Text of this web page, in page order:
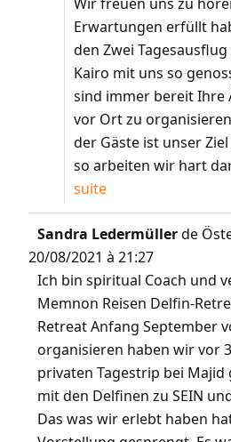
Erwartungen erfüllt
den Zwei
Kairo mit uns so
sind immer bereit Ihre
vor Ort zu
der Gäste ist unser
so arbeiten wir hart
suite
Sandra Ledermüllerde
20/08/2021 à 21:27
Ich bin spiritual Coach und
Memnon Reisen Delfin-
Retreat Anfang September
organisieren haben wir vor
privaten Tagestrip bei
mit den Delfinen zu SEIN
Das was wir erlebt haben